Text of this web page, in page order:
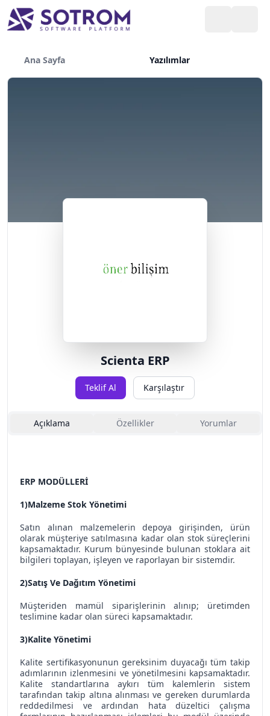
Ana Sayfa Yazılımlar
Scienta ERP
Teklif Al Karşılaştır
Açıklama Özellikler Yorumlar
ERP MODÜLLERİ
1)Malzeme Stok Yönetimi
Satın alınan malzemelerin depoya girişinden, ürün
olarak müşteriye satılmasına kadar olan stok süreçlerini
kapsamaktadır. Kurum bünyesinde bulunan stoklara ait
bilgileri toplayan, işleyen ve raporlayan bir sistemdir.
2)Satış Ve Dağıtım Yönetimi
Müşteriden mamül siparişlerinin alınıp; üretimden
teslimine kadar olan süreci kapsamaktadır.
3)Kalite Yönetimi
Kalite sertifikasyonunun gereksinim duyacağı tüm takip
adımlarının izlenmesini ve yönetilmesini kapsamaktadır.
Kalite standartlarına aykırı tüm kalemlerin sistem
tarafından takip altına alınması ve gereken durumlarda
reddedilmesi ve ardından hata düzeltici çalışma